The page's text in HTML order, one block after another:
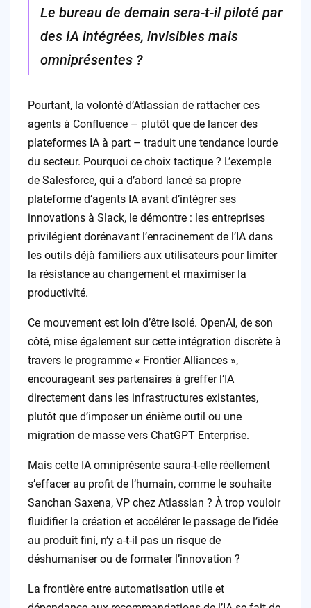
Le bureau de demain sera-t-il piloté par
des IA intégrées, invisibles mais
omniprésentes ?
Pourtant, la volonté d’Atlassian de rattacher ces
agents à Confluence – plutôt que de lancer des
plateformes IA à part – traduit une tendance lourde
du secteur. Pourquoi ce choix tactique ? L’exemple
de Salesforce, qui a d’abord lancé sa propre
plateforme d’agents IA avant d’intégrer ses
innovations à Slack, le démontre : les entreprises
privilégient dorénavant l’enracinement de l’IA dans
les outils déjà familiers aux utilisateurs pour limiter
la résistance au changement et maximiser la
productivité.
Ce mouvement est loin d’être isolé. OpenAI, de son
côté, mise également sur cette intégration discrète à
travers le programme « Frontier Alliances »,
encourageant ses partenaires à greffer l’IA
directement dans les infrastructures existantes,
plutôt que d’imposer un énième outil ou une
migration de masse vers ChatGPT Enterprise.
Mais cette IA omniprésente saura-t-elle réellement
s’effacer au profit de l’humain, comme le souhaite
Sanchan Saxena, VP chez Atlassian ? À trop vouloir
fluidifier la création et accélérer le passage de l’idée
au produit fini, n’y a-t-il pas un risque de
déshumaniser ou de formater l’innovation ?
La frontière entre automatisation utile et